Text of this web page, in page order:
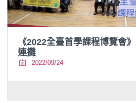
《2022全臺首學課程博覽會
連攤
2022/09/24